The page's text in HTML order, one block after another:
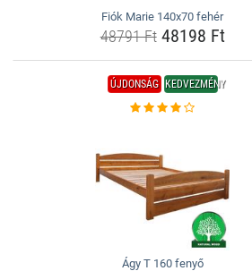
Fiók Marie 140x70 fehér
48791 Ft48198 Ft
ÚJDONSÁG KEDVEZMÉNY
Ágy T 160 fenyő